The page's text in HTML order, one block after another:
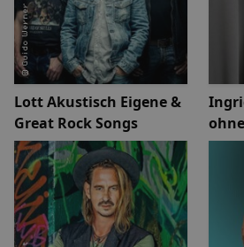
Lott Akustisch Eigene &
Great Rock Songs